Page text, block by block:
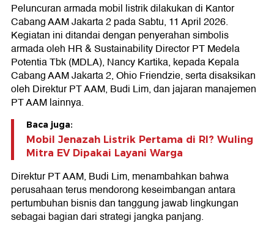
Peluncuran armada mobil listrik dilakukan di Kantor
Cabang AAM Jakarta 2 pada Sabtu, 11 April 2026.
Kegiatan ini ditandai dengan penyerahan simbolis
armada oleh HR & Sustainability Director PT Medela
Potentia Tbk (MDLA), Nancy Kartika, kepada Kepala
Cabang AAM Jakarta 2, Ohio Friendzie, serta disaksikan
oleh Direktur PT AAM, Budi Lim, dan jajaran manajemen
PT AAM lainnya.
Baca juga:
Mobil Jenazah Listrik Pertama di RI? Wuling
Mitra EV Dipakai Layani Warga
Direktur PT AAM, Budi Lim, menambahkan bahwa
perusahaan terus mendorong keseimbangan antara
pertumbuhan bisnis dan tanggung jawab lingkungan
sebagai bagian dari strategi jangka panjang.